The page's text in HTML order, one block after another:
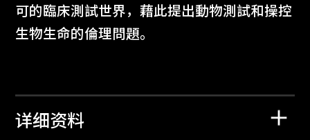
可的臨床測試世界，藉此提出動物測試和操控
生物生命的倫理問題。
详细资料